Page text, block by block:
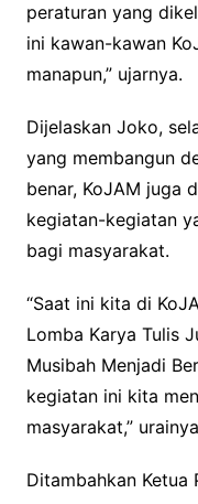
peraturan yang
ini kawan-kawan
manapun,” ujarnya.
Dijelaskan Joko,
yang membangun
benar, KoJAM juga
kegiatan-kegiatan
bagi masyarakat.
“Saat ini kita di
Lomba Karya Tulis
Musibah Menjadi
kegiatan ini kita
masyarakat,”
Ditambahkan Ketua